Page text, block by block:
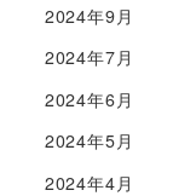
2024年9月
2024年7月
2024年6月
2024年5月
2024年4月